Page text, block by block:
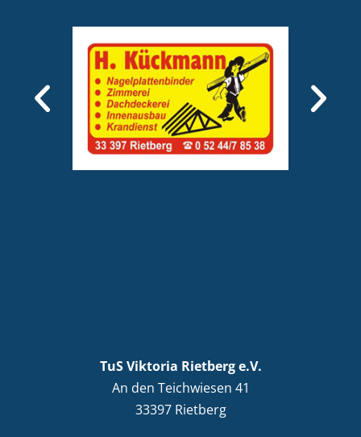
TuS Viktoria Rietberg e.V.
An den Teichwiesen 41
33397 Rietberg